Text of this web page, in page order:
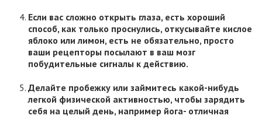
Если вас сложно открыть глаза, есть хороший
способ, как только проснулись, откусывайте кислое
яблоко или лимон, есть не обязательно, просто
ваши рецепторы посылают в ваш мозг
побудительные сигналы к действию.
Делайте пробежку или займитесь какой-нибудь
легкой физической активностью, чтобы зарядить
себя на целый день, например йога- отличная